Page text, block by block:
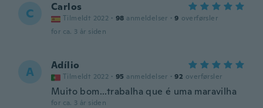
C Carlos
Tilmeldt 2022 · 98 anmeldelser · 9 overførsler
for ca. 3 år siden
A Adílio
Tilmeldt 2022 · 95 anmeldelser · 92 overførsler
Muito bom...trabalha que é uma maravilha
for ca. 3 år siden